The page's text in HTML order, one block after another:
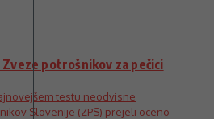
potrošnikov za pečici